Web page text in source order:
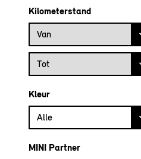
Kilometerstand
Kilometerstand vanaf
Van
Kilometerstand tot
Tot
Kleur
Alle
MINI Partner